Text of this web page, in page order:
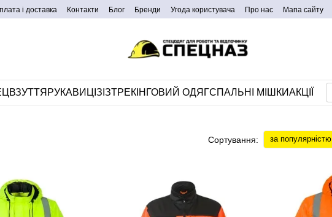
і доставка Контакти Блог Бренди Угода користувача Про нас Мапа сайту
РУКАВИЦІ ЗІЗТРЕКІНГОВИЙ ОДЯГСПАЛЬНІ МІШКИАКЦІЇ
Сортування: за популярністю